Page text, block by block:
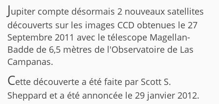
Jupiter compte désormais 2 nouveaux satellites
découverts sur les images CCD obtenues le 27
Septembre 2011 avec le télescope Magellan-
Badde de 6,5 mètres de l'Observatoire de Las
Campanas.
Cette découverte a été faite par Scott S.
Sheppard et a été annoncée le 29 janvier 2012.